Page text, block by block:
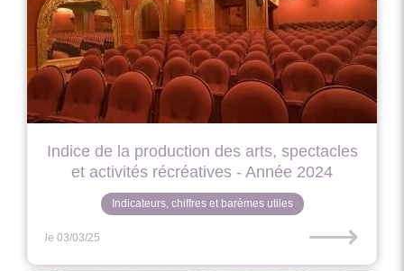
Indice de la production des arts, spectacles
et activités récréatives - Année 2024
Indicateurs, chiffres et barèmes utiles
le 03/03/25 ⟶